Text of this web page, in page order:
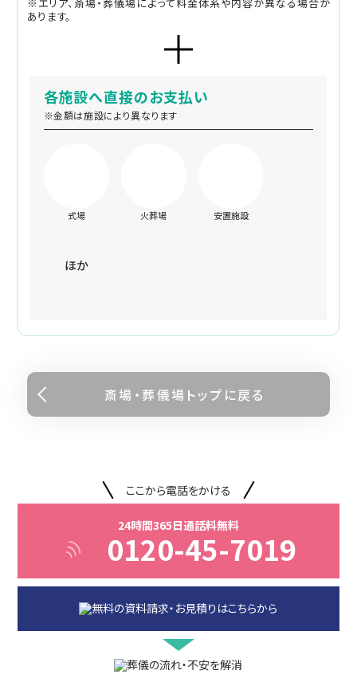
あります。
各施設へ直接のお支払い
※金額は施設により異なります
式場 火葬場 安置施設
ほか
斎場・葬儀場トップに戻る
ここから電話をかける
24時間365日通話料無料
0120-45-7019